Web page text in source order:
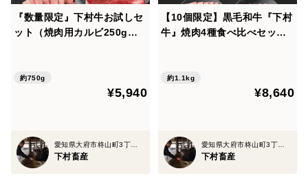
『数量限定』下村牛お試しセ
ット（焼肉用カルビ250g＋
約750g
¥5,940
愛知県大府市柊山町3丁目381番地1号
下村畜産
【10個限定】黒毛和牛『下村
牛』焼肉4種食べ比べセット
約1.1kg
¥8,640
愛知県大府市柊山町3丁目381番地1号
下村畜産